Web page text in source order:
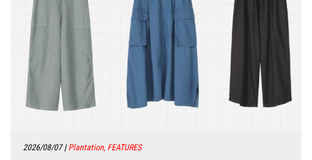
2026/08/07| Plantation, FEATURES